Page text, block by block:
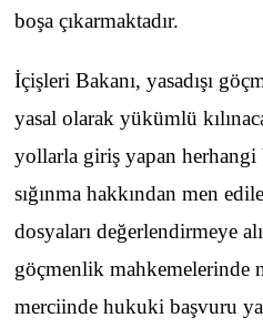
boşa çıkarmaktadır.
İçişleri Bakanı, yasadışı
yasal olarak yükümlü
yollarla giriş yapan
sığınma hakkından men
dosyaları değerlendirmeye
göçmenlik mahkemelerinde
merciinde hukuki başvuru